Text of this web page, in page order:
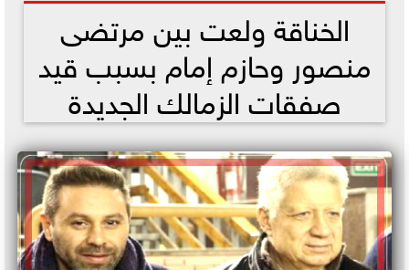
الخناقة ولعت بين مرتضى
منصور وحازم إمام بسبب قيد
صفقات الزمالك الجديدة